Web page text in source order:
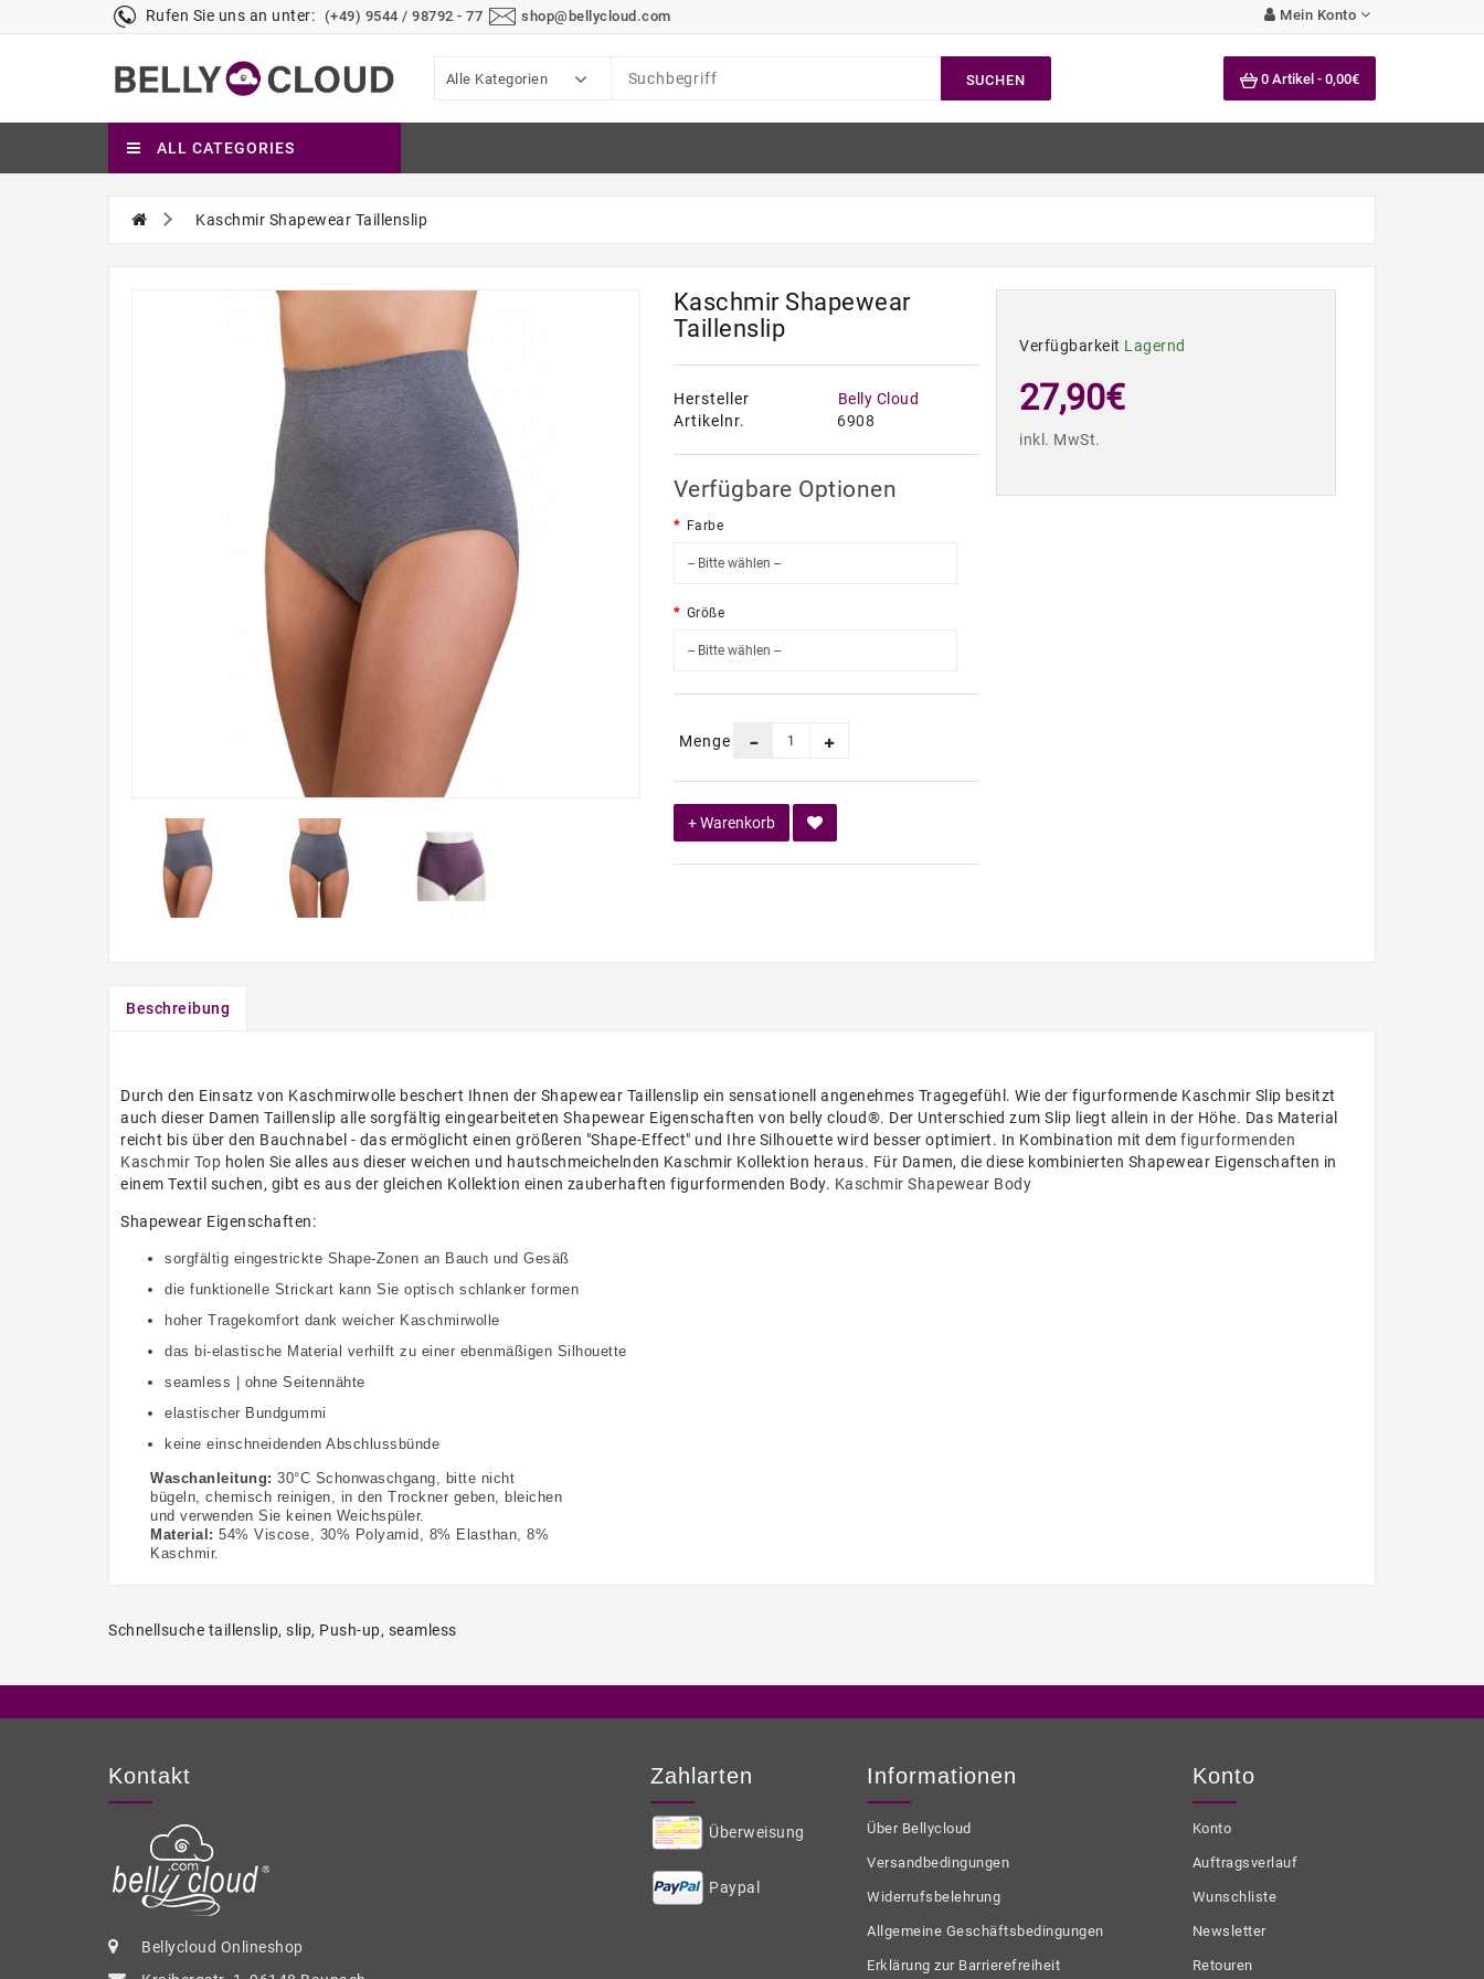
Rufen Sie uns an unter: (+49) 9544 / 98792 - 77 shop@bellycloud.com Mein Konto
Alle Kategorien SUCHEN 0 Artikel - 0,00€
ALL CATEGORIES
Kaschmir Shapewear Taillenslip
Kaschmir Shapewear
Taillenslip
Hersteller
Belly Cloud
Artikelnr.
6908
Verfügbare Optionen
Farbe
Größe
Menge
+ Warenkorb
Verfügbarkeit Lagernd
27,90€
inkl. MwSt.
Beschreibung
Durch den Einsatz von Kaschmirwolle beschert Ihnen der Shapewear Taillenslip ein sensationell angenehmes Tragegefühl. Wie der figurformende Kaschmir Slip besitzt
auch dieser Damen Taillenslip alle sorgfältig eingearbeiteten Shapewear Eigenschaften von belly cloud®. Der Unterschied zum Slip liegt allein in der Höhe. Das Material
reicht bis über den Bauchnabel - das ermöglicht einen größeren "Shape-Effect" und Ihre Silhouette wird besser optimiert. In Kombination mit dem figurformenden
Kaschmir Top holen Sie alles aus dieser weichen und hautschmeichelnden Kaschmir Kollektion heraus. Für Damen, die diese kombinierten Shapewear Eigenschaften in
einem Textil suchen, gibt es aus der gleichen Kollektion einen zauberhaften figurformenden Body. Kaschmir Shapewear Body
Shapewear Eigenschaften:
sorgfältig eingestrickte Shape-Zonen an Bauch und Gesäß
die funktionelle Strickart kann Sie optisch schlanker formen
hoher Tragekomfort dank weicher Kaschmirwolle
das bi-elastische Material verhilft zu einer ebenmäßigen Silhouette
seamless | ohne Seitennähte
elastischer Bundgummi
keine einschneidenden Abschlussbünde
Waschanleitung: 30°C Schonwaschgang, bitte nicht
bügeln, chemisch reinigen, in den Trockner geben, bleichen
und verwenden Sie keinen Weichspüler.
Material: 54% Viscose, 30% Polyamid, 8% Elasthan, 8%
Kaschmir.
Schnellsuche taillenslip, slip, Push-up, seamless
Kontakt
Bellycloud Onlineshop
Zahlarten
Überweisung
Paypal
Informationen
Über Bellycloud
Versandbedingungen
Widerrufsbelehrung
Allgemeine Geschäftsbedingungen
Erklärung zur Barrierefreiheit
Konto
Konto
Auftragsverlauf
Wunschliste
Newsletter
Retouren